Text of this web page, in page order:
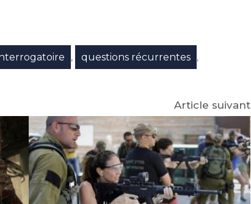
, questions récurrentes ,
Article suivant